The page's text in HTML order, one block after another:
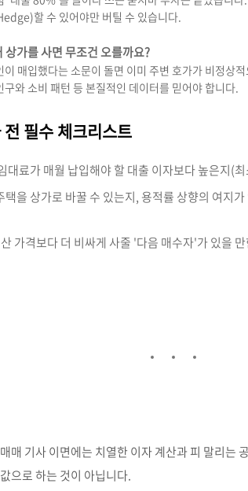
할 수 있어야만 버틸 수 있습니다.
상가를 사면 무조건 오를까요?
이 매입했다는 소문이 돌면 이미 주변 호가가 비정상
와 소비 패턴 등 본질적인 데이터를 믿어야 합니다.
필수 체크리스트
대료가 매월 납입해야 할 대출 이자보다 높은지(
택을 상가로 바꿀 수 있는지, 용적률 상향의 여지
가격보다 더 비싸게 사줄 '다음 매수자'가 있을
매 기사 이면에는 치열한 이자 계산과 피 말리는
으로 하는 것이 아닙니다.